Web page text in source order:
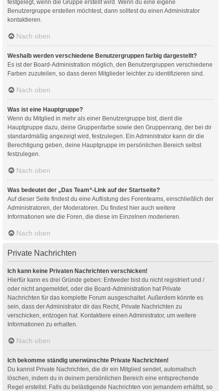
festgelegt, wenn die Gruppe erstellt wird. Wenn du eine eigene
Benutzergruppe erstellen möchtest, dann solltest du einen Administrator
kontaktieren.
Nach oben
Weshalb werden verschiedene Benutzergruppen farbig dargestellt?
Es ist der Board-Administration möglich, den Benutzergruppen verschiedene
Farben zuzuteilen, so dass deren Mitglieder leichter zu identifizieren sind.
Nach oben
Was ist eine Hauptgruppe?
Wenn du Mitglied in mehr als einer Benutzergruppe bist, dient die
Hauptgruppe dazu, deine Gruppenfarbe sowie den Gruppenrang, der bei dir
standardmäßig angezeigt wird, festzulegen. Ein Administrator kann dir die
Berechtigung geben, deine Hauptgruppe im persönlichen Bereich selbst
festzulegen.
Nach oben
Was bedeutet der „Das Team“-Link auf der Startseite?
Auf dieser Seite findest du eine Auflistung des Forenteams, einschließlich der
Administratoren, der Moderatoren. Du findest hier auch weitere
Informationen wie die Foren, die diese im Einzelnen moderieren.
Nach oben
Private Nachrichten
Ich kann keine Privaten Nachrichten verschicken!
Hierfür kann es drei Gründe geben: Entweder bist du nicht registriert und /
oder nicht angemeldet, oder die Board-Administration hat Private
Nachrichten für das komplette Forum ausgeschaltet. Außerdem könnte es
sein, dass der Administrator dir das Recht, Private Nachrichten zu
verschicken, entzogen hat. Kontaktiere einen Administrator, um weitere
Informationen zu erhalten.
Nach oben
Ich bekomme ständig unerwünschte Private Nachrichten!
Du kannst Private Nachrichten, die dir ein Mitglied sendet, automatisch
löschen, indem du in deinem persönlichen Bereich eine entsprechende
Regel erstellst. Falls du belästigende Nachrichten von jemandem erhältst, so